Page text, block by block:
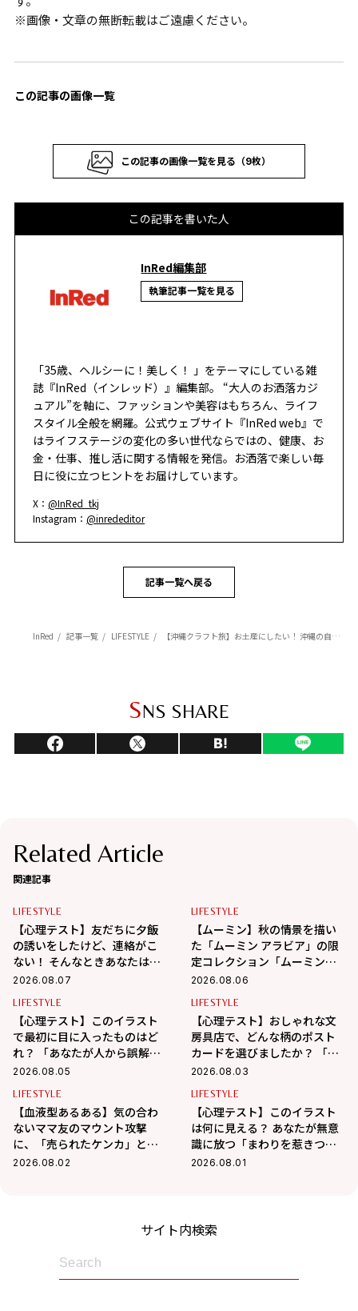
※画像・文章の無断転載はご遠慮ください。
この記事の画像一覧
この記事の画像一覧を見る（9枚）
この記事を書いた人
InRed編集部
執筆記事一覧を見る
「35歳、ヘルシーに！美しく！ 」をテーマにしている雑
誌『InRed（インレッド）』編集部。 “大人のお洒落カジ
ュアル”を軸に、ファッションや美容はもちろん、ライフ
スタイル全般を網羅。公式ウェブサイト『InRed web』で
はライフステージの変化の多い世代ならではの、健康、お
金・仕事、推し活に関する情報を発信。お洒落で楽しい毎
日に役に立つヒントをお届けしています。
X：@InRed_tkj
Instagram：@inrededitor
記事一覧へ戻る
InRed 記事一覧 LIFESTYLE 【沖縄クラフト旅】お土産にしたい！ 沖縄の自然や文化が着想源のお守りジュエリー
SNS SHARE
Related Article
関連記事
LIFESTYLE
【心理テスト】友だちに夕飯
の誘いをしたけど、連絡がこ
ない！ そんなときあなたはど
うする？ 「あなたの精神年
2026.08.07
LIFESTYLE
【ムーミン】秋の情景を描い
た「ムーミン アラビア」の限
定コレクション「ムーミンズ
デイ 2026」が8月8日（土）よ
2026.08.06
LIFESTYLE
【心理テスト】このイラスト
で最初に目に入ったものはど
れ？ 「あなたが人から誤解さ
れやすいところ」がわかる！
2026.08.05
LIFESTYLE
【心理テスト】おしゃれな文
房具店で、どんな柄のポスト
カードを選びましたか？ 「あ
なたが心の奥で大切にしてい
2026.08.03
LIFESTYLE
【血液型あるある】気の合わ
ないママ友のマウント攻撃
に、「売られたケンカ」とば
かりに自分の話で奪い返すの
2026.08.02
LIFESTYLE
【心理テスト】このイラスト
は何に見える？ あなたが無意
識に放つ「まわりを惹きつけ
る魅力」がわかる！
2026.08.01
サイト内検索